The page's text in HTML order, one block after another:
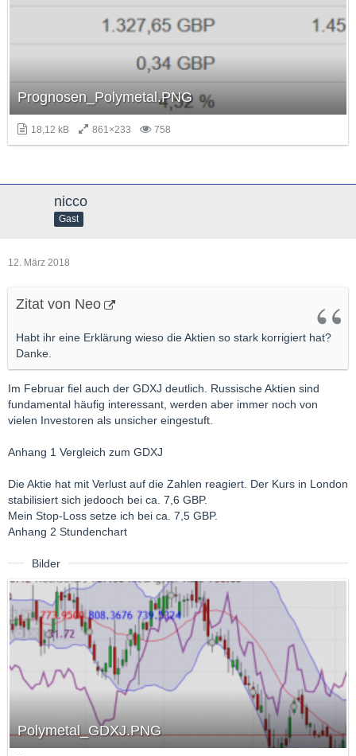
Prognosen_Polymetal.PNG
18,12 kB 861×233 758
nicco
Gast
12. März 2018
Zitat von Neo
Habt ihr eine Erklärung wieso die Aktien so stark korrigiert hat?
Danke.
Im Februar fiel auch der GDXJ deutlich. Russische Aktien sind
fundamental häufig interessant, werden aber immer noch von
vielen Investoren als unsicher eingestuft.
Anhang 1 Vergleich zum GDXJ
Die Aktie hat mit Verlust auf die Zahlen reagiert. Der Kurs in London
stabilisiert sich jedooch bei ca. 7,6 GBP.
Mein Stop-Loss setze ich bei ca. 7,5 GBP.
Anhang 2 Stundenchart
Bilder
Polymetal_GDXJ.PNG